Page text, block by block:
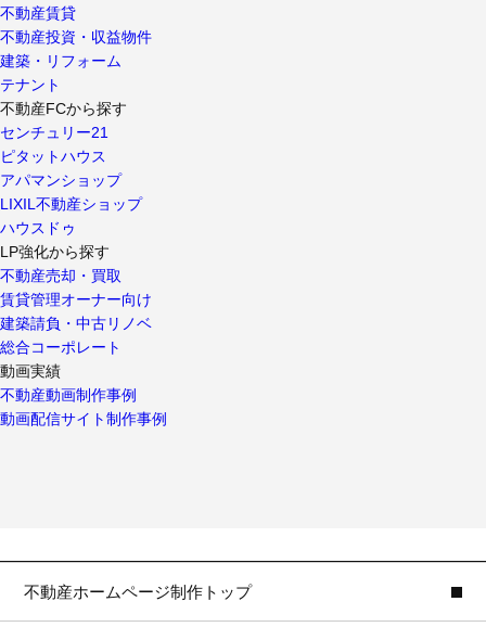
不動産賃貸
不動産投資・収益物件
建築・リフォーム
テナント
不動産FCから探す
センチュリー21
ピタットハウス
アパマンショップ
LIXIL不動産ショップ
ハウスドゥ
LP強化から探す
不動産売却・買取
賃貸管理オーナー向け
建築請負・中古リノベ
総合コーポレート
動画実績
不動産動画制作事例
動画配信サイト制作事例
不動産ホームページ制作トップ